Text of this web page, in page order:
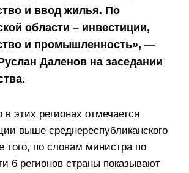
и ввод жилья. По
области – инвестиции,
и промышленность», —
Даленов на заседании
этих регионах отмечается
выше среднереспубликанского
того, по словам министра по
6 регионов страны показывают